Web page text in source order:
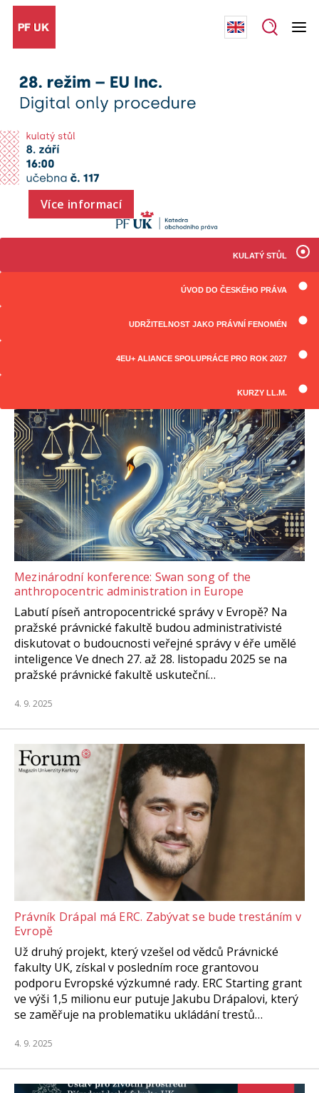
KULATÝ STŮL
ÚVOD DO ČESKÉHO PRÁVA
UDRŽITELNOST JAKO PRÁVNÍ FENOMÉN
4EU+ ALIANCE SPOLUPRÁCE PRO ROK 2027
KURZY LL.M.
Více informací
Všechny články
Mezinárodní konference: Swan song of the
anthropocentric administration in Europe
Labutí píseň antropocentrické správy v Evropě? Na
pražské právnické fakultě budou administrativisté
diskutovat o budoucnosti veřejné správy v éře umělé
inteligence Ve dnech 27. až 28. listopadu 2025 se na
pražské právnické fakultě uskuteční…
4. 9. 2025
Právník Drápal má ERC. Zabývat se bude trestáním v
Evropě
Už druhý projekt, který vzešel od vědců Právnické
fakulty UK, získal v posledním roce grantovou
podporu Evropské výzkumné rady. ERC Starting grant
ve výši 1,5 milionu eur putuje Jakubu Drápalovi, který
se zaměřuje na problematiku ukládání trestů…
4. 9. 2025